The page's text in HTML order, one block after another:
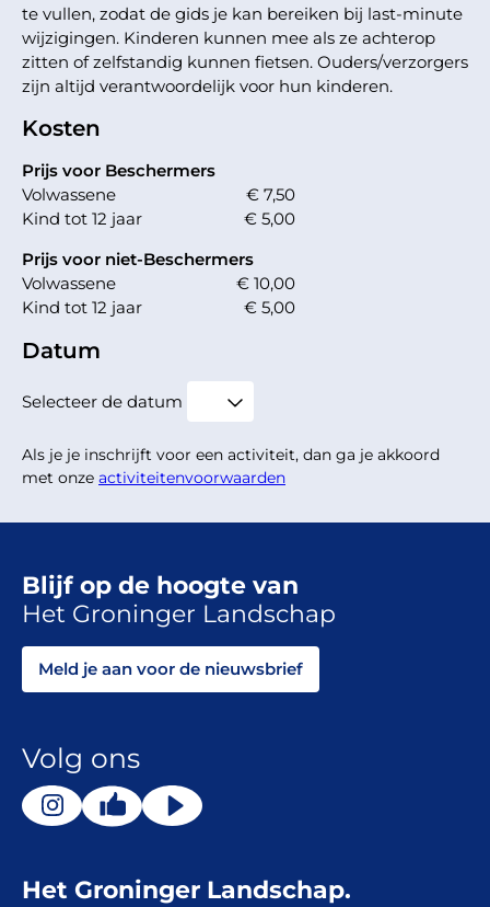
te vullen, zodat de gids je kan bereiken bij last-minute
wijzigingen. Kinderen kunnen mee als ze achterop
zitten of zelfstandig kunnen fietsen. Ouders/verzorgers
zijn altijd verantwoordelijk voor hun kinderen.
Kosten
Prijs voor Beschermers
Volwassene
€ 7,50
Kind tot 12 jaar
€ 5,00
Prijs voor niet-Beschermers
Volwassene
€ 10,00
Kind tot 12 jaar
€ 5,00
Datum
Selecteer de datum
Als je je inschrijft voor een activiteit, dan ga je akkoord
met onze activiteitenvoorwaarden
Het Groninger Landschap.
Blijf op de hoogte van
Het Groninger Landschap
Meld je aan voor de nieuwsbrief
Volg ons